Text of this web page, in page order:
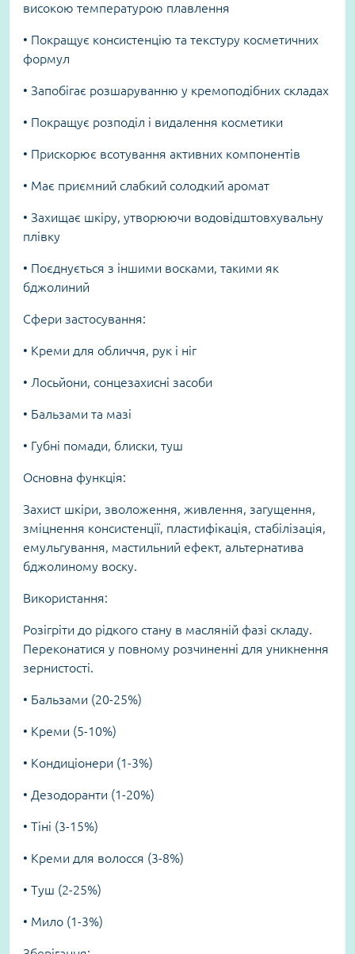
високою температурою плавлення
• Покращує консистенцію та текстуру косметичних
формул
• Запобігає розшаруванню у кремоподібних складах
• Покращує розподіл і видалення косметики
• Прискорює всотування активних компонентів
• Має приємний слабкий солодкий аромат
• Захищає шкіру, утворюючи водовідштовхувальну
плівку
• Поєднується з іншими восками, такими як
бджолиний
Сфери застосування:
• Креми для обличчя, рук і ніг
• Лосьйони, сонцезахисні засоби
• Бальзами та мазі
• Губні помади, блиски, туш
Основна функція:
Захист шкіри, зволоження, живлення, загущення,
зміцнення консистенції, пластифікація, стабілізація,
емульгування, мастильний ефект, альтернатива
бджолиному воску.
Використання:
Розігріти до рідкого стану в масляній фазі складу.
Переконатися у повному розчиненні для уникнення
зернистості.
• Бальзами (20-25%)
• Креми (5-10%)
• Кондиціонери (1-3%)
• Дезодоранти (1-20%)
• Тіні (3-15%)
• Креми для волосся (3-8%)
• Туш (2-25%)
• Мило (1-3%)